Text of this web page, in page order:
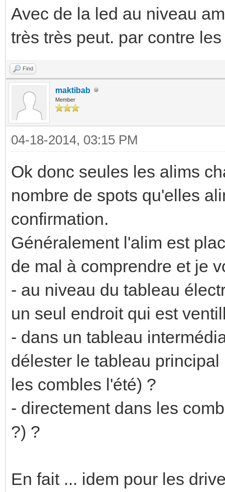
Avec de la led au niveau
très très peut. par contre
Find
maktibab
Member
04-18-2014, 03:15 PM
Ok donc seules les alims
nombre de spots qu'elles
confirmation.
Généralement l'alim est
de mal à comprendre et je
- au niveau du tableau
un seul endroit qui est
- dans un tableau
délester le tableau
les combles l'été) ?
- directement dans les
?) ?
En fait ... idem pour les